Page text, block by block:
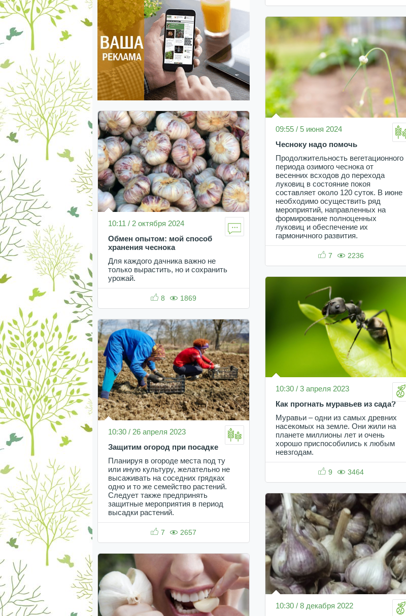
10:11 / 2 октября 2024
Обмен опытом: мой способ
хранения чеснока
Для каждого дачника важно не
только вырастить, но и сохранить
урожай.
8 1869
10:30 / 26 апреля 2023
Защитим огород при посадке
Планируя в огороде места под ту
или иную культуру, желательно не
высаживать на соседних грядках
одно и то же семейство растений.
Следует также предпринять
защитные мероприятия в период
высадки растений.
7 2657
09:55 / 5 июня 2024
Чесноку надо помочь
Продолжительность вегетационного
периода озимого чеснока от
весенних всходов до перехода
луковиц в состояние покоя
составляет около 120 суток. В июне
необходимо осуществить ряд
мероприятий, направленных на
формирование полноценных
луковиц и обеспечение их
гармоничного развития.
7 2236
10:30 / 3 апреля 2023
Как прогнать муравьев из сада?
Муравьи – одни из самых древних
насекомых на земле. Они жили на
планете миллионы лет и очень
хорошо приспособились к любым
невзгодам.
9 3464
10:30 / 8 декабря 2022